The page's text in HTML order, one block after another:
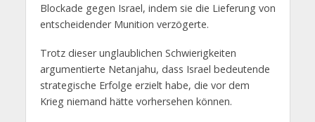
Blockade gegen Israel, indem sie die Lieferung von
entscheidender Munition verzögerte.
Trotz dieser unglaublichen Schwierigkeiten
argumentierte Netanjahu, dass Israel bedeutende
strategische Erfolge erzielt habe, die vor dem
Krieg niemand hätte vorhersehen können.